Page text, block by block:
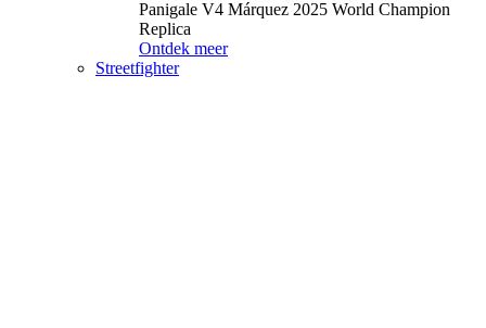
Panigale V4 Márquez 2025 World Champion
Replica
Ontdek meer
Streetfighter